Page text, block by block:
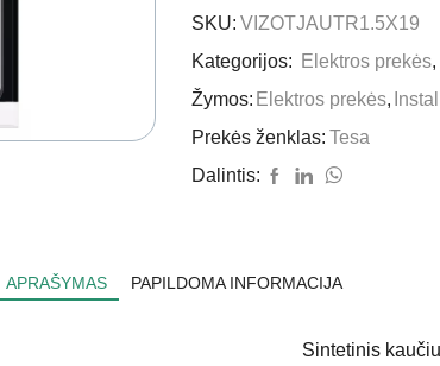
SKU: VIZOTJAUTR1.5X19
Kategorijos:
Elektros prekės,
Žymos: Elektros prekės,
Prekės ženklas: Tesa
Dalintis:
APRAŠYMAS PAPILDOMA INFORMACIJA
Sintetinis